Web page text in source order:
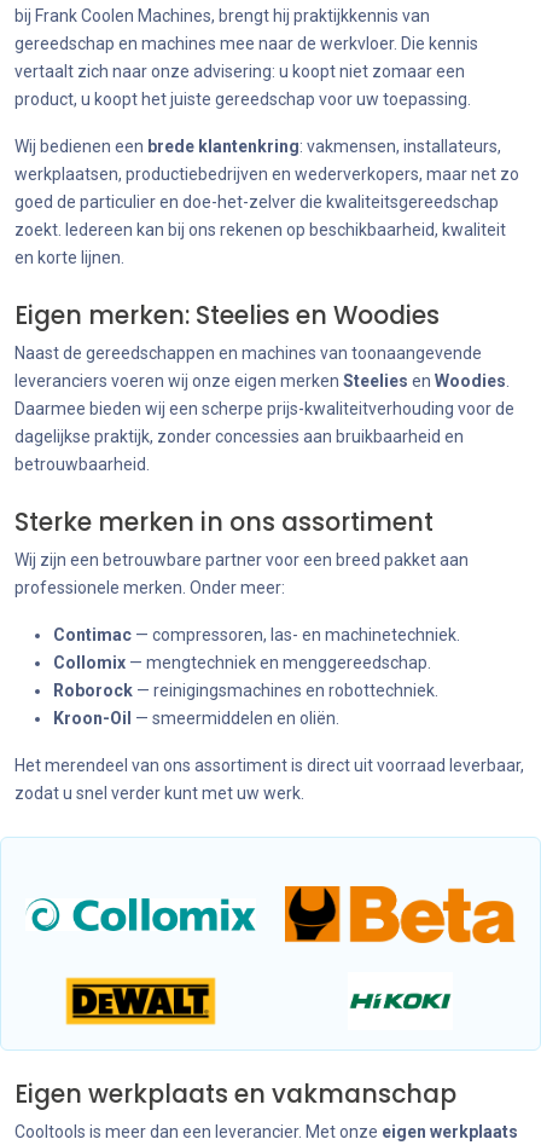
bij Frank Coolen Machines, brengt hij praktijkkennis van
gereedschap en machines mee naar de werkvloer. Die kennis
vertaalt zich naar onze advisering: u koopt niet zomaar een
product, u koopt het juiste gereedschap voor uw toepassing.
Wij bedienen een brede klantenkring: vakmensen, installateurs,
werkplaatsen, productiebedrijven en wederverkopers, maar net zo
goed de particulier en doe-het-zelver die kwaliteitsgereedschap
zoekt. Iedereen kan bij ons rekenen op beschikbaarheid, kwaliteit
en korte lijnen.
Eigen merken: Steelies en Woodies
Naast de gereedschappen en machines van toonaangevende
leveranciers voeren wij onze eigen merken Steelies en Woodies
Daarmee bieden wij een scherpe prijs-kwaliteitverhouding voor de
dagelijkse praktijk, zonder concessies aan bruikbaarheid en
betrouwbaarheid.
Sterke merken in ons assortiment
Wij zijn een betrouwbare partner voor een breed pakket aan
professionele merken. Onder meer:
Contimac — compressoren, las- en machinetechniek.
Collomix — mengtechniek en menggereedschap.
Roborock — reinigingsmachines en robottechniek.
Kroon-Oil — smeermiddelen en oliën.
Het merendeel van ons assortiment is direct uit voorraad leverbaar,
zodat u snel verder kunt met uw werk.
Eigen werkplaats en vakmanschap
Cooltools is meer dan een leverancier. Met onze eigen werkplaats